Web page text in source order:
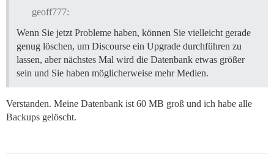
geoff777:
Wenn Sie jetzt Probleme haben, können Sie vielleicht gerade
genug löschen, um Discourse ein Upgrade durchführen zu
lassen, aber nächstes Mal wird die Datenbank etwas größer
sein und Sie haben möglicherweise mehr Medien.
Verstanden. Meine Datenbank ist 60 MB groß und ich habe alle
Backups gelöscht.